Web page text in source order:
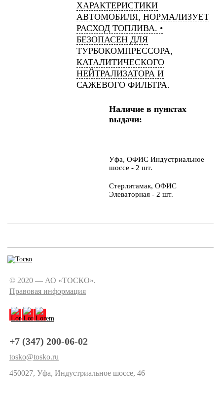
ХАРАКТЕРИСТИКИ
АВТОМОБИЛЯ, НОРМАЛИЗУЕТ
РАСХОД ТОПЛИВА. •
БЕЗОПАСЕН ДЛЯ
ТУРБОКОМПРЕССОРА,
КАТАЛИТИЧЕСКОГО
НЕЙТРАЛИЗАТОРА И
САЖЕВОГО ФИЛЬТРА.
Наличие в пунктах
выдачи:
Уфа, ОФИС Индустриальное
шоссе - 2 шт.
Стерлитамак, ОФИС
Элеваторная - 2 шт.
© 2020 — АО «ТОСКО».
Правовая информация
+7 (347) 200-06-02
tosko@tosko.ru
450027, Уфа, Индустриальное шоссе, 46